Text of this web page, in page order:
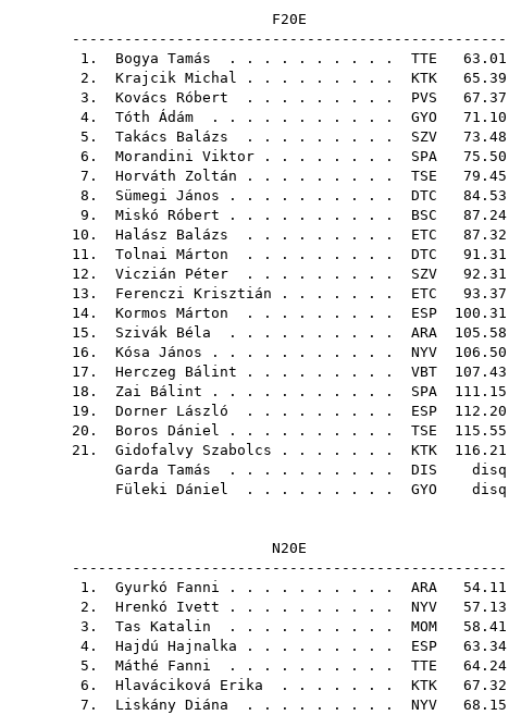
F20E
--------------------------------------------------
1. Bogya Tamás . . . . . . . . . . TTE 63.01
2. Krajcik Michal . . . . . . . . . KTK 65.39
3. Kovács Róbert . . . . . . . . . PVS 67.37
4. Tóth Ádám . . . . . . . . . . . GYO 71.10
5. Takács Balázs . . . . . . . . . SZV 73.48
6. Morandini Viktor . . . . . . . . SPA 75.50
7. Horváth Zoltán . . . . . . . . . TSE 79.45
8. Sümegi János . . . . . . . . . . DTC 84.53
9. Miskó Róbert . . . . . . . . . . BSC 87.24
10. Halász Balázs . . . . . . . . . ETC 87.32
11. Tolnai Márton . . . . . . . . . DTC 91.31
12. Viczián Péter . . . . . . . . . SZV 92.31
13. Ferenczi Krisztián . . . . . . . ETC 93.37
14. Kormos Márton . . . . . . . . . ESP 100.31
15. Szivák Béla . . . . . . . . . . ARA 105.58
16. Kósa János . . . . . . . . . . . NYV 106.50
17. Herczeg Bálint . . . . . . . . . VBT 107.43
18. Zai Bálint . . . . . . . . . . . SPA 111.15
19. Dorner László . . . . . . . . . ESP 112.20
20. Boros Dániel . . . . . . . . . . TSE 115.55
21. Gidofalvy Szabolcs . . . . . . . KTK 116.21
Garda Tamás . . . . . . . . . . DIS disq
Füleki Dániel . . . . . . . . . GYO disq
N20E
--------------------------------------------------
1. Gyurkó Fanni . . . . . . . . . . ARA 54.11
2. Hrenkó Ivett . . . . . . . . . . NYV 57.13
3. Tas Katalin . . . . . . . . . . MOM 58.41
4. Hajdú Hajnalka . . . . . . . . . ESP 63.34
5. Máthé Fanni . . . . . . . . . . TTE 64.24
6. Hlaváciková Erika . . . . . . . KTK 67.32
7. Liskány Diána . . . . . . . . . NYV 68.15